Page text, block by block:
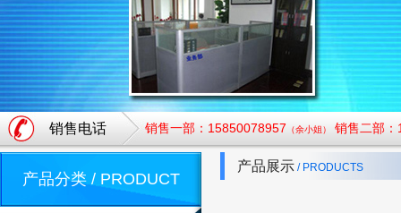
销售电话 销售一部：15850078957 （余小姐） 销售二部
产品分类 / PRODUCT
产品展示 / PRODUCTS